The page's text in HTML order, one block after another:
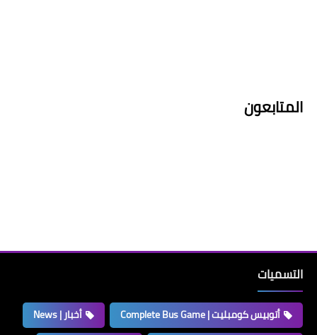
المتابعون
التسميات
أتوبيس كومبليت | Complete Bus Game
أخبار | News